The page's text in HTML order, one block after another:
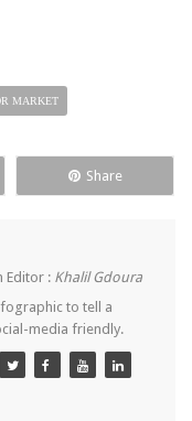
MARKET
Share
Editor : Khalil Gdoura
to tell a
media friendly.